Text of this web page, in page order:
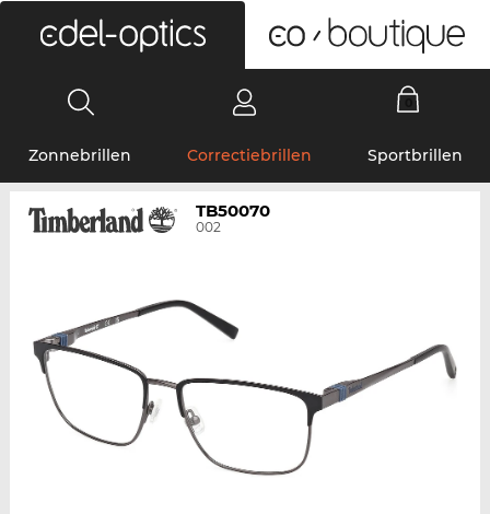
Zonnebrillen Correctiebrillen Sportbrillen
TB50070
002